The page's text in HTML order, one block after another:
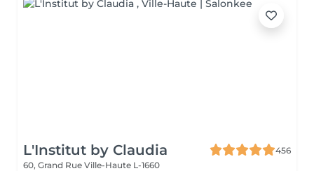
L'Institut by Claudia
456
60, Grand Rue Ville-Haute L-1660